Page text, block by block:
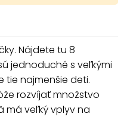
Nájdete tu 8
jednoduché s veľkými
tie najmenšie deti.
rozvíjať množstvo
má veľký vplyv na